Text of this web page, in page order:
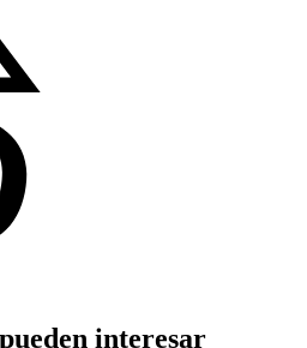
interesar